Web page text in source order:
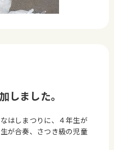
しました。
はしまつりに、４年生が
が合奏、さつき級の児童